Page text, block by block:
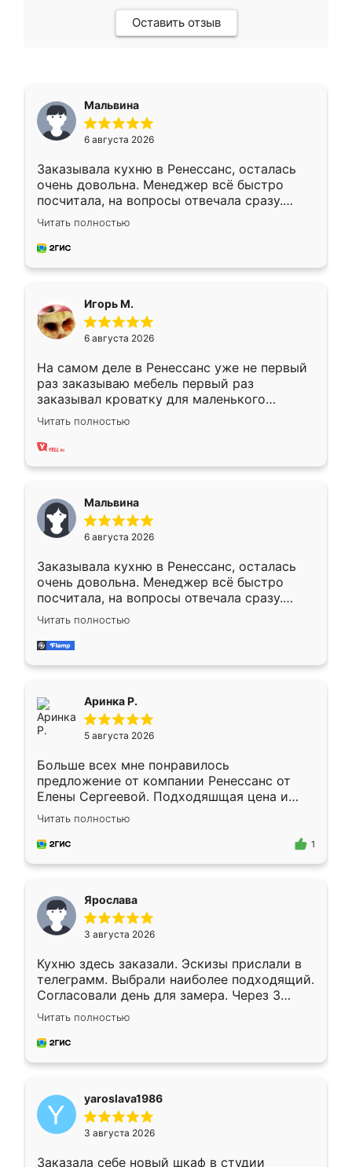
Оставить отзыв
Мальвина
6 августа 2026
Заказывала кухню в Ренессанс, осталась
очень довольна. Менеджер всё быстро
посчитала, на вопросы отвечала сразу.
Замерщик приехал в субботу, подошёл к
делу со всей ответственностью. Собрали
за день, ребята работали аккуратно, даже
Читать полностью
Игорь М.
6 августа 2026
На самом деле в Ренессанс уже не первый
раз заказываю мебель первый раз
заказывал кроватку для маленького
ребёнка при его рождении ,во второй раз
заказал шкаф-купе. По качеству очень
хорошее сборка достаточно быстрая,
меньше, здесь же он более разнообразный.
Мне нравится ,если что-то потребуется из
мебели буду заказывать только здесь.
Читать полностью
Мальвина
6 августа 2026
Заказывала кухню в Ренессанс, осталась
очень довольна. Менеджер всё быстро
посчитала, на вопросы отвечала сразу.
Замерщик приехал в субботу, подошёл к
делу со всей ответственностью. Собрали
за день, ребята работали аккуратно, даже
Читать полностью
Аринка Р.
5 августа 2026
Больше всех мне понравилось
предложение от компании Ренессанс от
Елены Сергеевой. Подходяшщая цена и
короткие сроки изготовления. Приехавший
для замера сотрудник Владислав
предложил по моему эскизу самый
Читать полностью
1
Ярослава
3 августа 2026
Кухню здесь заказали. Эскизы прислали в
телеграмм. Выбрали наиболее подходящий.
Согласовали день для замера. Через 3
недели кухня была уже готова. Остались
довольны работой. Спасибо Ренессанс
мебель за качественную работу!
Читать полностью
yaroslava1986
3 августа 2026
Заказала себе новый шкаф в студии